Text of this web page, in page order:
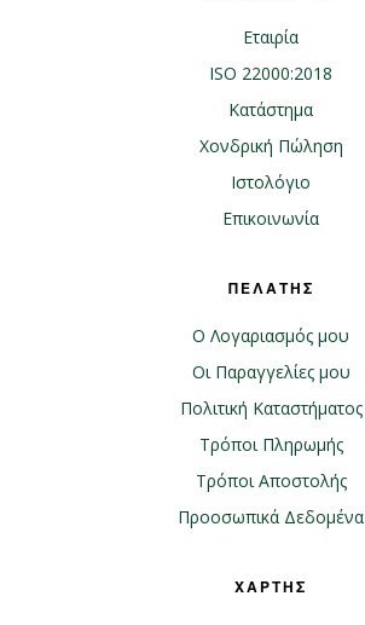
Εταιρία
ISO 22000:2018
Κατάστημα
Χονδρική Πώληση
Ιστολόγιο
Επικοινωνία
ΠΕΛΑΤΗΣ
Ο Λογαριασμός μου
Οι Παραγγελίες μου
Πολιτική Καταστήματος
Τρόποι Πληρωμής
Τρόποι Αποστολής
Προοσωπικά Δεδομένα
ΧΑΡΤΗΣ